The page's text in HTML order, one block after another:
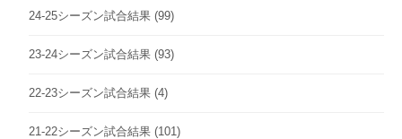
24-25シーズン試合結果 (99)
23-24シーズン試合結果 (93)
22-23シーズン試合結果 (4)
21-22シーズン試合結果 (101)